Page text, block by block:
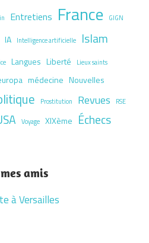
Entretiens France GIGN
IA Intelligence artificielle Islam
Langues Liberté Lieux saints
médecine Nouvelles
Prostitution Revues RSE
Voyage XIXème Échecs
amis
à Versailles